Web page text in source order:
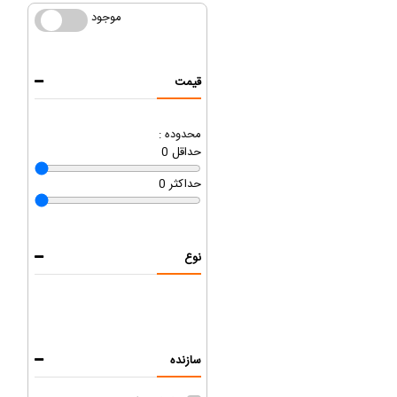
موجود موجود
قیمت
محدوده :
0 حداقل
0 حداکثر
نوع
سازنده